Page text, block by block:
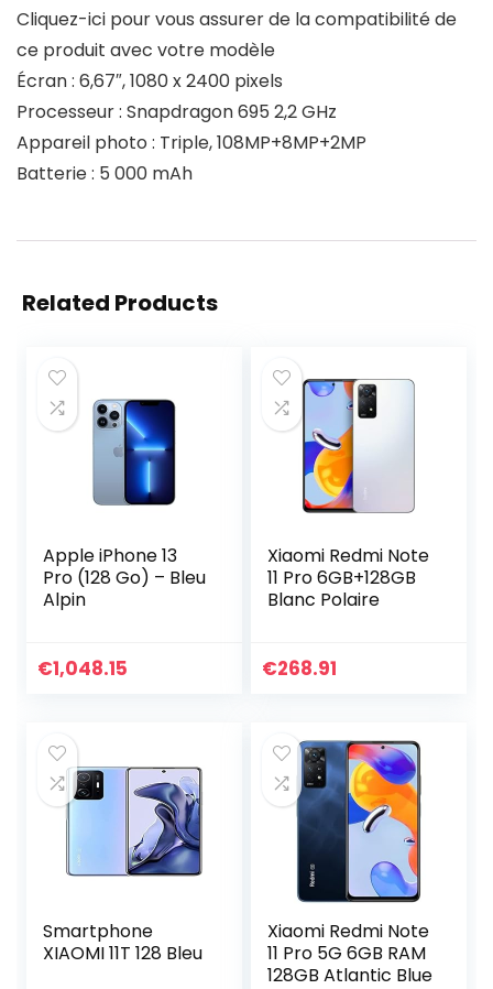
Cliquez-ici pour vous assurer de la compatibilité de
ce produit avec votre modèle
Écran : 6,67″, 1080 x 2400 pixels
Processeur : Snapdragon 695 2,2 GHz
Appareil photo : Triple, 108MP+8MP+2MP
Batterie : 5 000 mAh
Related Products
Apple iPhone 13
Pro (128 Go) – Bleu
Alpin
€1,048.15
Xiaomi Redmi Note
11 Pro 6GB+128GB
Blanc Polaire
€268.91
Smartphone
XIAOMI 11T 128 Bleu
Xiaomi Redmi Note
11 Pro 5G 6GB RAM
128GB Atlantic Blue